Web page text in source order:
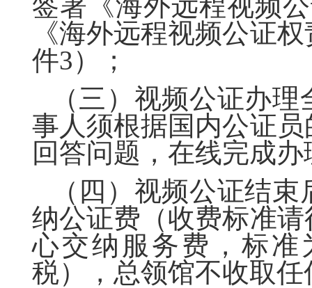
《海外远程视频公证
件3）；
（三）视频公证办
事人须根据国内公证
回答问题，在线完成办
（四）视频公证结
纳公证费（收费标准
心交纳服务费，标准
税）， 总领馆不收取任